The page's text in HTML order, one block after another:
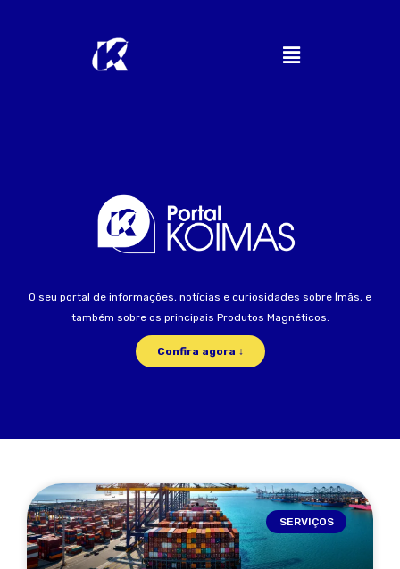
O seu portal de informações, notícias e curiosidades sobre Ímãs, e
também sobre os principais Produtos Magnéticos.
Confira agora ↓
SERVIÇOS